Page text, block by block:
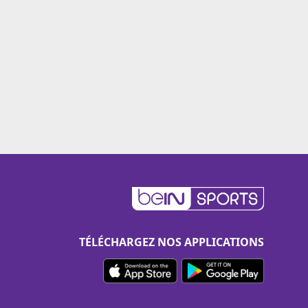
TÉLÉCHARGEZ NOS APPLICATIONS